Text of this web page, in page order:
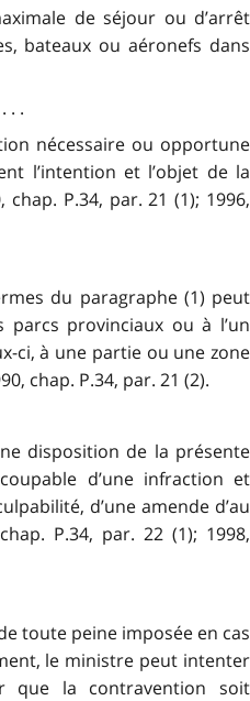
de séjour ou d’arrêt
bateaux ou aéronefs dans
. .
nécessaire ou opportune
l’intention et l’objet de la
chap. P.34, par. 21 (1); 1996,
du paragraphe (1) peut
parcs provinciaux ou à l’un
ci, à une partie ou une zone
chap. P.34, par. 21 (2).
disposition de la présente
d’une infraction et
d’une amende d’au
P.34, par. 22 (1); 1998,
toute peine imposée en cas
le ministre peut intenter
que la contravention soit